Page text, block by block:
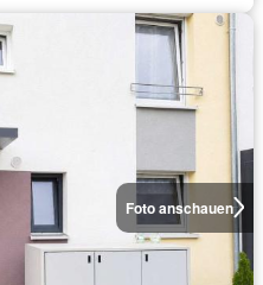
Foto anschauen